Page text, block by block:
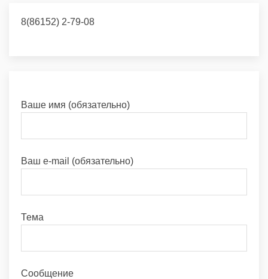
8(86152) 2-79-08
Ваше имя (обязательно)
Ваш e-mail (обязательно)
Тема
Сообщение